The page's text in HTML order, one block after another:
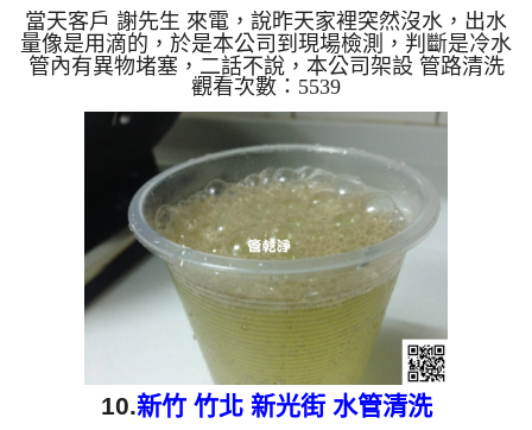
當天客戶 謝先生 來電，說昨天家裡突然沒水，出水
量像是用滴的，於是本公司到現場檢測，判斷是冷水
管內有異物堵塞，二話不說，本公司架設 管路清洗
機 ，開始 清洗水管 ，髒水一直從水龍頭流出，很像
檸檬茶，而且還有黃黃的顏色，如下圖及影片，客戶
謝先生 看到都不知道該說什麼，研判管路裡面是碳
酸鈣過多導致堵塞， 水管清洗 約兩個小時後，出水
量正常，謝先生能正常用水了。 清洗水管, 水管清洗,
洗水管, 熱水管堵塞, 熱水忽冷忽熱, 洗管路 ...
觀看次數：5539
10.新竹 竹北 新光街 水管清洗